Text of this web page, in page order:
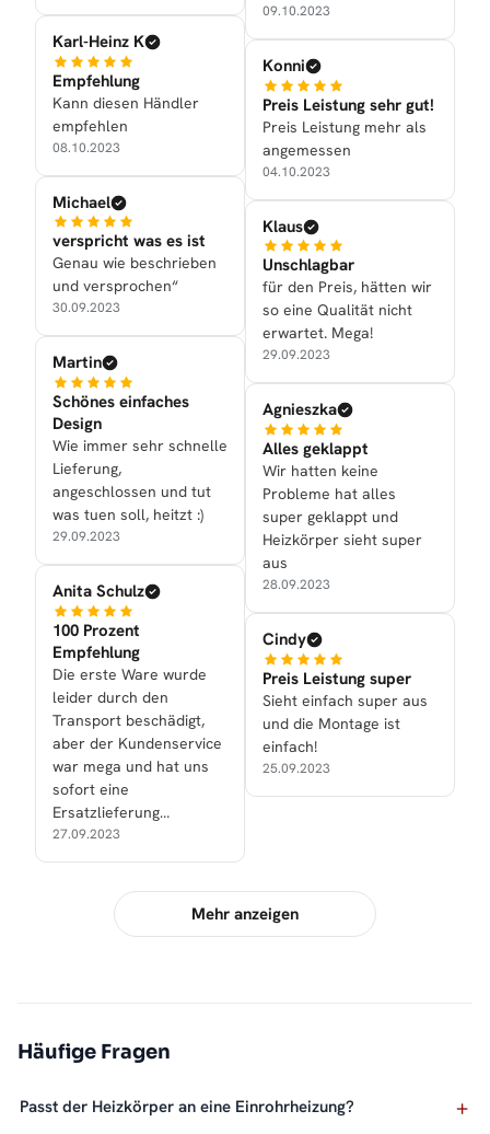
Karl-Heinz K
Empfehlung
Kann diesen Händler
empfehlen
08.10.2023
Michael
verspricht was es ist
Genau wie beschrieben
und versprochen“
30.09.2023
Martin
Schönes einfaches
Design
Wie immer sehr schnelle
Lieferung,
angeschlossen und tut
was tuen soll, heitzt :)
29.09.2023
Anita Schulz
100 Prozent
Empfehlung
Die erste Ware wurde
leider durch den
Transport beschädigt,
aber der Kundenservice
war mega und hat uns
sofort eine
Ersatzlieferung
zukommen lassen.
27.09.2023
09.10.2023
Konni
Preis Leistung sehr gut!
Preis Leistung mehr als
angemessen
04.10.2023
Klaus
Unschlagbar
für den Preis, hätten wir
so eine Qualität nicht
erwartet. Mega!
29.09.2023
Agnieszka
Alles geklappt
Wir hatten keine
Probleme hat alles
super geklappt und
Heizkörper sieht super
aus
28.09.2023
Cindy
Preis Leistung super
Sieht einfach super aus
und die Montage ist
einfach!
25.09.2023
Mehr anzeigen
Häufige Fragen
Passt der Heizkörper an eine Einrohrheizung?